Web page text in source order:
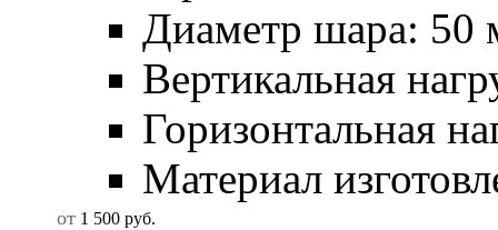
Диаметр шара: 50
Вертикальная
Горизонтальная
Материал
от 1 500 руб.